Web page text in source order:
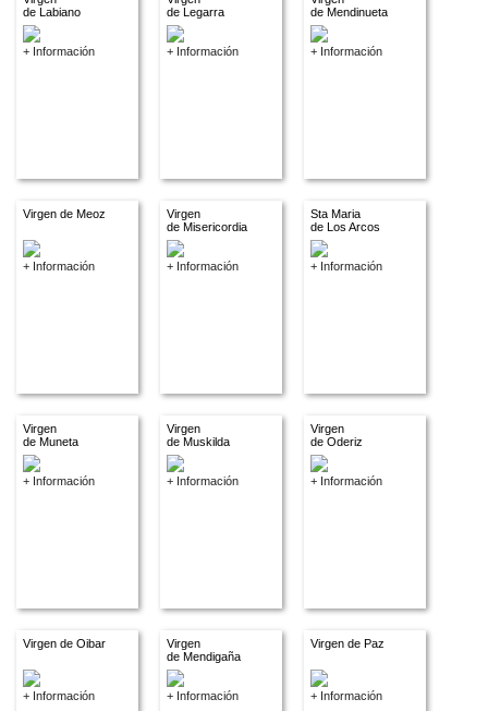
de Labiano
+ Información
de Legarra
+ Información
de Mendinueta
+ Información
Virgen de Meoz
+ Información
Virgen
de Misericordia
+ Información
Sta Maria
de Los Arcos
+ Información
Virgen
de Muneta
+ Información
Virgen
de Muskilda
+ Información
Virgen
de Oderiz
+ Información
Virgen de Oibar
+ Información
Virgen
de Mendigaña
+ Información
Virgen de Paz
+ Información